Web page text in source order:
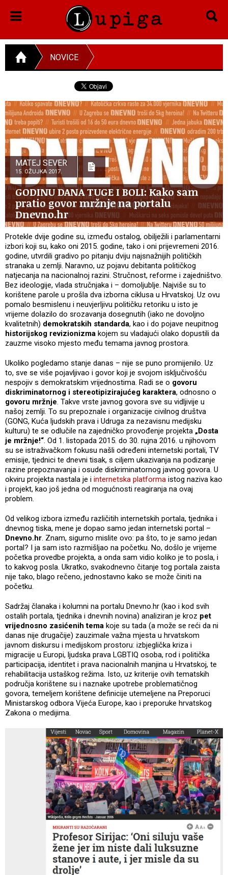
NOVICE
MATEJ SEVER
15. OŽUJKA 2017.
GODINU DANA TUGE I BOLI: Kako sam
pratio govor mržnje na portalu
Dnevno.hr
Protekle dvije godine su, između ostalog, obilježili i parlamentarni
izbori koji su, kako oni 2015. godine, tako i oni prijevremeni 2016.
godine, utvrdili gradivo po pitanju dviju najsnažnijih političkih
stranaka u zemlji. Naravno, uz pojavu debitanta političkog
natjecanja na nacionalnoj razini. Stručnost, reforme i zajedništvo.
Bez ideologije, vlada stručnjaka i – domoljublje. Najviše su to
korištene parole u prošla dva izborna ciklusa u Hrvatskoj. Uz ovu
pomalo besmislenu i neuvjerljivu političku retoriku u isto je
vrijeme dolazilo do srozavanja dosegnutih (iako ne dovoljno
kvalitetnih) demokratskih standarda, kao i do pojave neupitnog
historijskog revizionizma kojem su vladajući olako dopustili da
zauzme visoko mjesto među temama javnog prostora.
Ukoliko pogledamo stanje danas – nije se puno promijenilo. Uz
to, sve se više pojavljivao i govor koji je svojom isključivošću
nespojiv s demokratskim vrijednostima. Radi se o govoru
diskriminatornog i stereotipizirajućeg karaktera, odnosno o
govoru mržnje. Takve vrste javnog govora sve su vidljivije u
našoj zemlji. To su prepoznale i organizacije civilnog društva
(GONG, Kuća ljudskih prava i Udruga za nezavisnu medijsku
kulturu) te se odlučile na zajedničko provođenje projekta „Dosta
je mržnje!“. Od 1. listopada 2015. do 30. rujna 2016. u njihovom
su se istraživačkom fokusu našli određeni internetski portali, TV
emisije, tjednici te dnevni tisak, s ciljem ukazivanja na podizanje
razine prepoznavanja i osude diskriminatornog javnog govora. U
okviru projekta nastala je i internetska platforma istog naziva kao
i projekt, kao još jedna od mogućnosti reagiranja na ovaj
problem.
Od velikog izbora između različitih internetskih portala, tjednika i
dnevnog tiska, mene je dopao samo jedan internetski portal –
Dnevno.hr. Znam, sigurno mislite ovo: pa što, to je samo jedan
portal? I ja sam isto razmišljao na početku. No, došlo je vrijeme
početka provedbe projekta, a onda sam vidio koliko je to posla, i
to kakvog posla. Ukratko, svakodnevno čitanje tog portala zaista
nije tako, blago rečeno, jednostavno kako se može činiti na
početku.
Sadržaj članaka i kolumni na portalu Dnevno.hr (kao i kod svih
ostalih portala, tjednika i dnevnih novina) analiziran je kroz pet
vrijednosno zasićenih tema koje su tada (a može se reći da ni
danas nije drugačije) zauzimale važna mjesta u hrvatskom
javnom diskursu i medijskom prostoru: izbjeglička kriza i
migracije u Europi, ljudska prava LGBTIQ osoba, rod i politička
participacija, identitet i prava nacionalnih manjina u Hrvatskoj, te
rehabilitacija ustaškog režima. Isto, uz kriterije ovih tematskih
područja korištene su i naznake upotrebe problematičnog
govora, temeljem korištene definicije utemeljene na Preporuci
Ministarskog odbora Vijeća Europe, kao i preporuke hrvatskog
Zakona o medijima.